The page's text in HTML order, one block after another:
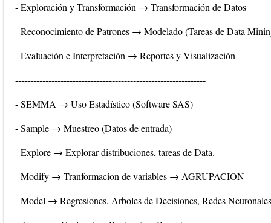
- Exploración y Transformación → Transformación de Datos
- Reconocimiento de Patrones → Modelado (Tareas de Data
- Evaluación e Interpretación → Reportes y Visualización
---------------------------------------------------------------
- SEMMA → Uso Estadístico (Software SAS)
- Sample → Muestreo (Datos de entrada)
- Explore → Explorar distribuciones, tareas de Data.
- Modify → Tranformacion de variables → AGRUPACION
- Model → Regresiones, Arboles de Decisiones, Redes Neuronales